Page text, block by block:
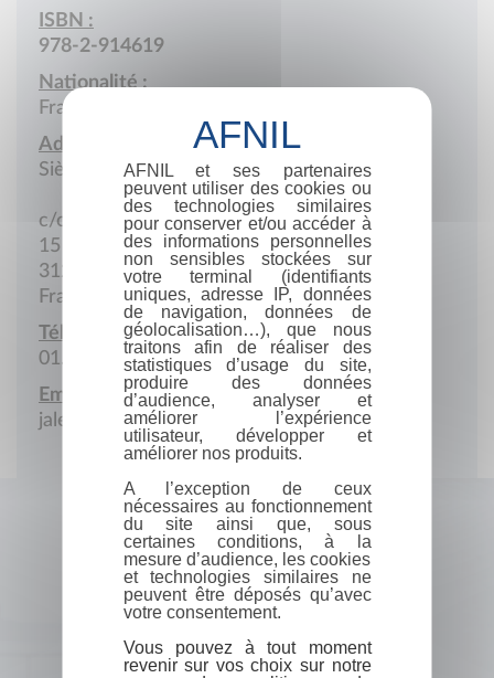
ISBN :
978-2-914619
Nationalité :
France
Adresse :
Siège social
c/o Jacques Lerouge
15 Rue Lambic
31200 Toulouse
France
Téléphone :
01.48.51.75.16
Email :
jalerouge@wanadoo.fr
AFNIL et ses partenaires
peuvent utiliser des cookies ou
des technologies similaires
pour conserver et/ou accéder à
des informations personnelles
non sensibles stockées sur
votre terminal (identifiants
uniques, adresse IP, données
de navigation, données de
géolocalisation…), que nous
traitons afin de réaliser des
statistiques d’usage du site,
produire des données
d’audience, analyser et
améliorer l’expérience
utilisateur, développer et
améliorer nos produits.
A l’exception de ceux
nécessaires au fonctionnement
du site ainsi que, sous
certaines conditions, à la
mesure d’audience, les cookies
et technologies similaires ne
peuvent être déposés qu’avec
votre consentement.
Vous pouvez à tout moment
revenir sur vos choix sur notre